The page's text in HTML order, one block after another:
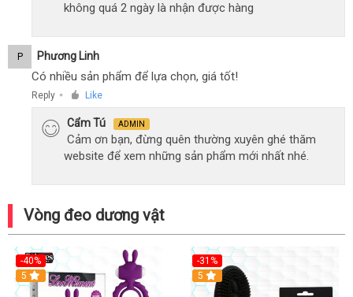
không quá 2 ngày là nhận được hàng
P Phương Linh
Có nhiều sản phẩm để lựa chọn, giá tốt!
Reply ● Like
Cẩm Tú ADMIN
Cảm ơn bạn, đừng quên thường xuyên ghé thăm
website để xem những sản phẩm mới nhất nhé.
Vòng đeo dương vật
-40%
5
-31%
5